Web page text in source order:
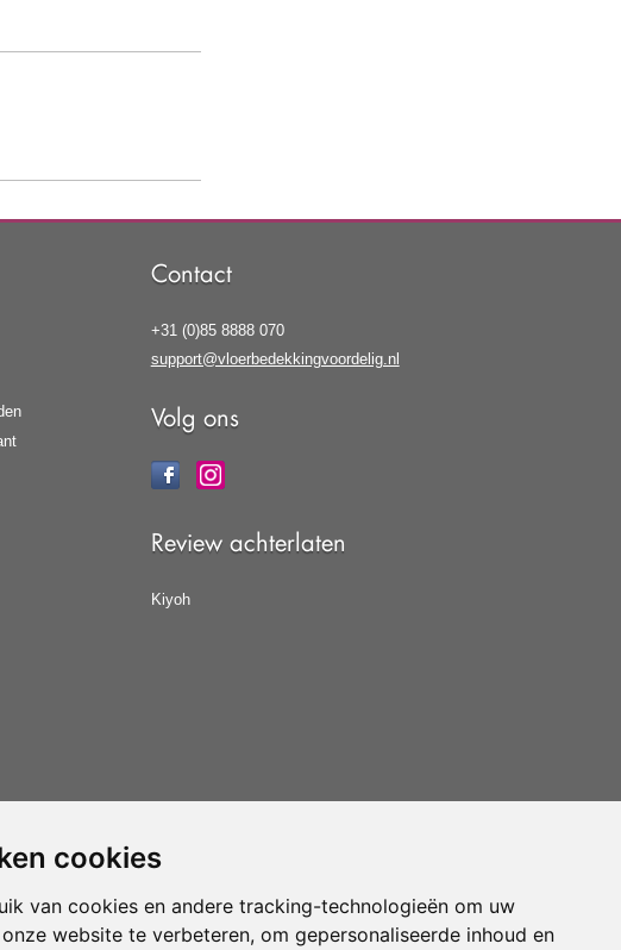
cookies
van cookies en andere tracking-technologieën om uw
website te verbeteren, om gepersonaliseerde inhoud en
Contact
+31 (0)85 8888 070
support@vloerbedekkingvoordelig.nl
Volg ons
Review achterlaten
Kiyoh
betekent dat u dealgemene voorwaarden